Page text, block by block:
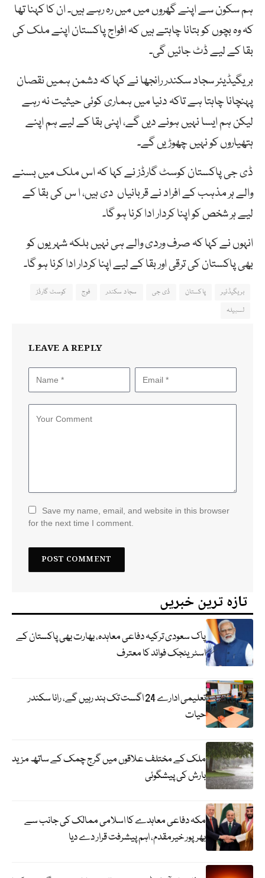
ہم سکون سے اپنے گھروں میں میں رہ رہے ہیں۔ ان کا کہنا تھا
کہ وہ بچوں کو بتانا چاہتے ہیں کہ افواج پاکستان اپنے ملک کی
بقا کے لیے ڈٹ جائیں گی۔
بریگیڈیئر سجاد سکندر رانجھا نے کہا کہ دشمن ہمیں نقصان
پہنچانا چاہتا ہے تاکہ دنیا میں ہماری کوئی حیثیت نہ رہے
لیکن ہم ایسا نہیں ہونے دیں گے، اپنی بقا کے لیے ہم اپنے
ہتھیاروں کو نہیں چھوڑیں گے۔
ڈی جی پاکستان کوسٹ گارڈز نے کہا کہ اس ملک میں بسنے
والے ہر مذہب کے افراد نے قربانیاں دی ہیں، ا س کی بقا کے
لیے ہر شخص کو اپنا کردار ادا کرنا ہو گا۔
انہوں نے کہا کہ صرف وردی والے ہی نہیں بلکہ شہریوں کو
بھی پاکستان کی ترقی اور بقا کے لیے اپنا کردار ادا کرنا ہو گا۔
بریگیڈئیر پاکستان ڈی جی سجاد سکندر فوج
کوسٹ گارڈز
لسبیلہ
LEAVE A REPLY
Save my name, email, and website in this browser
for the next time I comment.
تازہ ترین خبریں
پاک سعودی ترکیہ دفاعی معاہدہ، بھارت بھی پاکستان کے
اسٹریٹجک فوائد کا معترف
تعلیمی ادارے 24 اگست تک بند رہیں گے، رانا سکندر
حیات
ملک کے مختلف علاقوں میں گرج چمک کے ساتھ مزید
بارش کی پیشگوئی
مکہ دفاعی معاہدے کا اسلامی ممالک کی جانب سے
بھرپور خیرمقدم، اہم پیشرفت قرار دے دیا